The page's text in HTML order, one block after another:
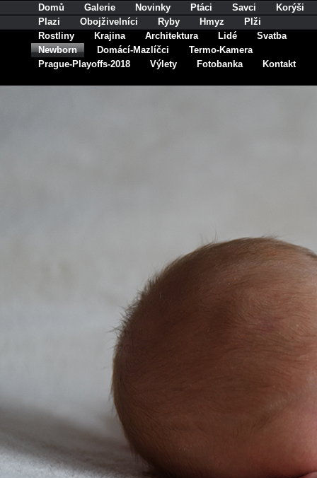
Domů Galerie Novinky Ptáci Savci
Korýši
Plazi
Obojživelníci Ryby Hmyz
Plži
Rostliny
Krajina Architektura Lidé
Svatba
Newborn
Domácí-Mazlíčci
Termo-Kamera
Prague-Playoffs-2018
Výlety Fotobanka Kontakt